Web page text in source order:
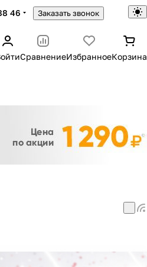
46 Заказать звонок
СравнениеИзбранноеКорзина